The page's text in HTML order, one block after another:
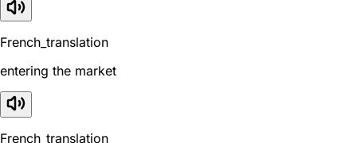
French_translation
entering the market
French_translation